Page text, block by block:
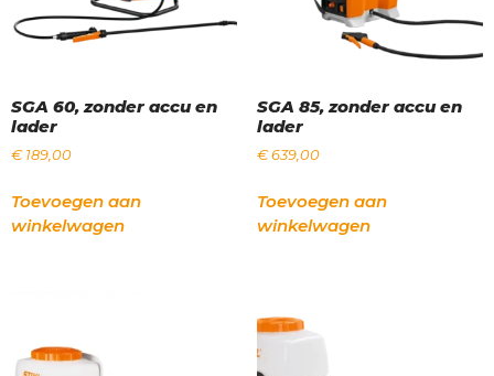
SGA 60, zonder accu en
lader
€189,00
Toevoegen aan
winkelwagen
SGA 85, zonder accu en
lader
€639,00
Toevoegen aan
winkelwagen